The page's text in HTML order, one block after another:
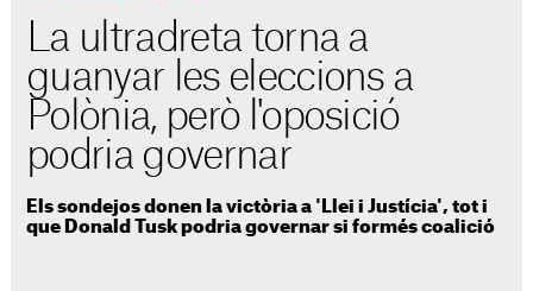
La ultradreta torna a
guanyar les eleccions a
Polònia, però l'oposició
podria governar
Els sondejos donen la victòria a 'Llei i Justícia', tot i
que Donald Tusk podria governar si formés coalició